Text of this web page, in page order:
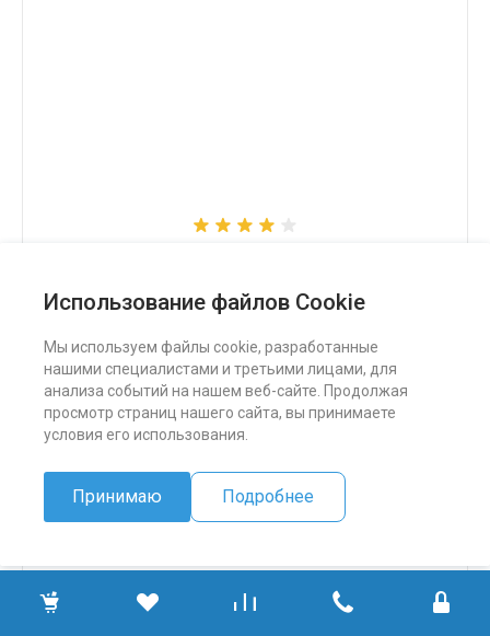
Использование файлов Cookie
Мы используем файлы cookie, разработанные
нашими специалистами и третьими лицами, для
анализа событий на нашем веб-сайте. Продолжая
просмотр страниц нашего сайта, вы принимаете
условия его использования.
Принимаю Подробнее
324 500 ₽
ПОДРОБНЕЕ